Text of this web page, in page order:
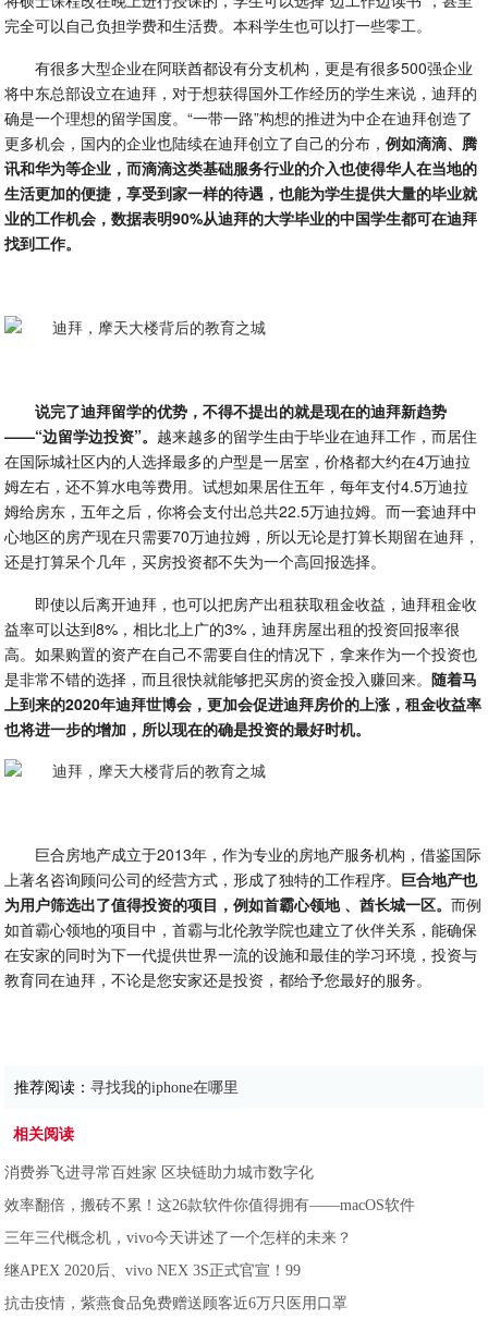
完全可以自己负担学费和生活费。本科学生也可以打一些零工。
有很多大型企业在阿联酋都设有分支机构，更是有很多500强企业
将中东总部设立在迪拜，对于想获得国外工作经历的学生来说，迪拜的
确是一个理想的留学国度。“一带一路”构想的推进为中企在迪拜创造了
更多机会，国内的企业也陆续在迪拜创立了自己的分布，例如滴滴、腾
讯和华为等企业，而滴滴这类基础服务行业的介入也使得华人在当地的
生活更加的便捷，享受到家一样的待遇，也能为学生提供大量的毕业就
业的工作机会，数据表明90%从迪拜的大学毕业的中国学生都可在迪拜
找到工作。
说完了迪拜留学的优势，不得不提出的就是现在的迪拜新趋势
——“边留学边投资”。 越来越多的留学生由于毕业在迪拜工作，而居住
在国际城社区内的人选择最多的户型是一居室，价格都大约在4万迪拉
姆左右，还不算水电等费用。试想如果居住五年，每年支付4.5万迪拉
姆给房东，五年之后，你将会支付出总共22.5万迪拉姆。而一套迪拜中
心地区的房产现在只需要70万迪拉姆，所以无论是打算长期留在迪拜，
还是打算呆个几年，买房投资都不失为一个高回报选择。
即使以后离开迪拜，也可以把房产出租获取租金收益，迪拜租金收
益率可以达到8%，相比北上广的3%，迪拜房屋出租的投资回报率很
高。如果购置的资产在自己不需要自住的情况下，拿来作为一个投资也
是非常不错的选择，而且很快就能够把买房的资金投入赚回来。随着马
上到来的2020年迪拜世博会，更加会促进迪拜房价的上涨，租金收益率
也将进一步的增加，所以现在的确是投资的最好时机。
巨合房地产成立于2013年，作为专业的房地产服务机构，借鉴国际
上著名咨询顾问公司的经营方式，形成了独特的工作程序。 巨合地产也
为用户筛选出了值得投资的项目，例如首霸心领地 、酋长城一区。而例
如首霸心领地的项目中，首霸与北伦敦学院也建立了伙伴关系，能确保
在安家的同时为下一代提供世界一流的设施和最佳的学习环境，投资与
教育同在迪拜，不论是您安家还是投资，都给予您最好的服务。
推荐阅读：寻找我的iphone在哪里
相关阅读
消费券飞进寻常百姓家 区块链助力城市数字化
效率翻倍，搬砖不累！这26款软件你值得拥有——macOS软件
三年三代概念机，vivo今天讲述了一个怎样的未来？
继APEX 2020后、vivo NEX 3S正式官宣！99
抗击疫情，紫燕食品免费赠送顾客近6万只医用口罩